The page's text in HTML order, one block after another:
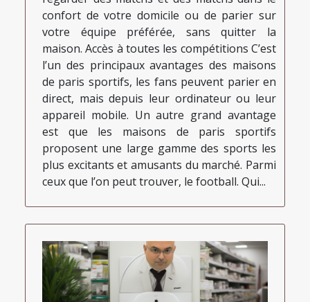
confort de votre domicile ou de parier sur
votre équipe préférée, sans quitter la
maison. Accès à toutes les compétitions C’est
l’un des principaux avantages des maisons
de paris sportifs, les fans peuvent parier en
direct, mais depuis leur ordinateur ou leur
appareil mobile. Un autre grand avantage
est que les maisons de paris sportifs
proposent une large gamme des sports les
plus excitants et amusants du marché. Parmi
ceux que l’on peut trouver, le football. Qui...